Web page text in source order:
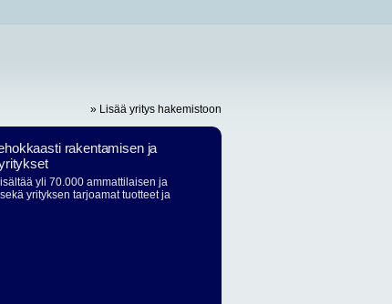
» Lisää yritys hakemistoon
rakentamisen ja
yli 70.000 ammattilaisen ja
yrityksen tarjoamat tuotteet ja